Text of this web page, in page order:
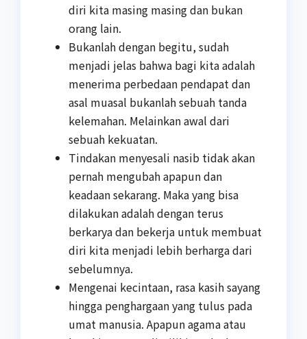
diri kita masing masing dan bukan
orang lain.
Bukanlah dengan begitu, sudah
menjadi jelas bahwa bagi kita adalah
menerima perbedaan pendapat dan
asal muasal bukanlah sebuah tanda
kelemahan. Melainkan awal dari
sebuah kekuatan.
Tindakan menyesali nasib tidak akan
pernah mengubah apapun dan
keadaan sekarang. Maka yang bisa
dilakukan adalah dengan terus
berkarya dan bekerja untuk membuat
diri kita menjadi lebih berharga dari
sebelumnya.
Mengenai kecintaan, rasa kasih sayang
hingga penghargaan yang tulus pada
umat manusia. Apapun agama atau